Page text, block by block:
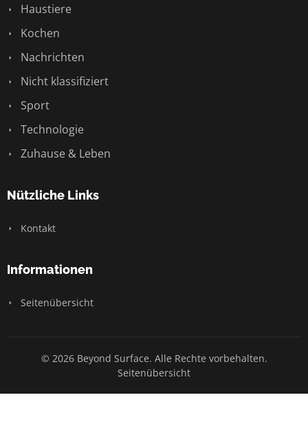
Haustiere
Kochen
Nachrichten
Nicht klassifiziert
Sport
Technologie
Zuhause & Leben
Nützliche Links
Kontakt
Informationen
Seitenübersicht
© 2026 Beyond Surface. Alle Rechte vorbehalten.
Seitenübersicht